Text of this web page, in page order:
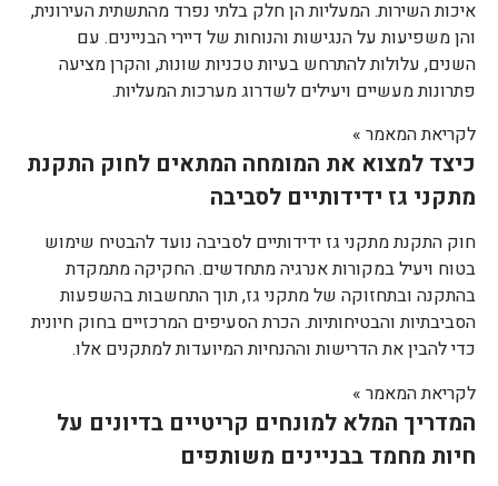
איכות השירות. המעליות הן חלק בלתי נפרד מהתשתית העירונית,
והן משפיעות על הנגישות והנוחות של דיירי הבניינים. עם
השנים, עלולות להתרחש בעיות טכניות שונות, והקרן מציעה
פתרונות מעשיים ויעילים לשדרוג מערכות המעליות.
לקריאת המאמר »
כיצד למצוא את המומחה המתאים לחוק התקנת
מתקני גז ידידותיים לסביבה
חוק התקנת מתקני גז ידידותיים לסביבה נועד להבטיח שימוש
בטוח ויעיל במקורות אנרגיה מתחדשים. החקיקה מתמקדת
בהתקנה ובתחזוקה של מתקני גז, תוך התחשבות בהשפעות
הסביבתיות והבטיחותיות. הכרת הסעיפים המרכזיים בחוק חיונית
כדי להבין את הדרישות וההנחיות המיועדות למתקנים אלו.
לקריאת המאמר »
המדריך המלא למונחים קריטיים בדיונים על
חיות מחמד בבניינים משותפים